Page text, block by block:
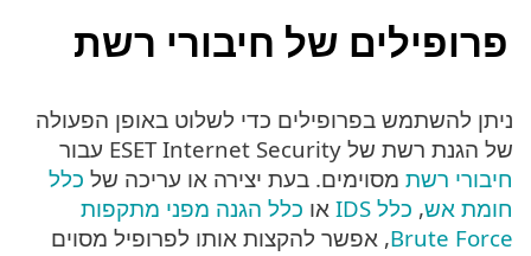
פרופילים של חיבורי רשת
ניתן להשתמש בפרופילים כדי לשלוט באופן הפעולה
של הגנת רשת של ESET Internet Security עבור
חיבורי רשת מסוימים. בעת יצירה או עריכה של כלל
חומת אש, כלל IDS או כלל הגנה מפני מתקפות
Brute Force, אפשר להקצות אותו לפרופיל מסוים